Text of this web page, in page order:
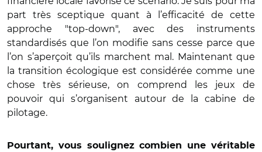
part très sceptique quant à l’efficacité de cette
approche "top-down", avec des instruments
standardisés que l’on modifie sans cesse parce que
l’on s’aperçoit qu’ils marchent mal. Maintenant que
la transition écologique est considérée comme une
chose très sérieuse, on comprend les jeux de
pouvoir qui s’organisent autour de la cabine de
pilotage.
Pourtant, vous soulignez combien une véritable